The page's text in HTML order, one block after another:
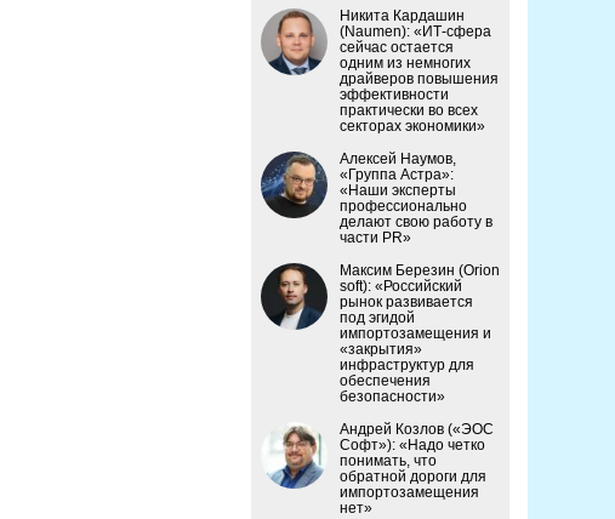
Никита Кардашин
(Naumen): «ИТ-сфера
сейчас остается
одним из немногих
драйверов повышения
эффективности
практически во всех
секторах экономики»
Алексей Наумов,
«Группа Астра»:
«Наши эксперты
профессионально
делают свою работу в
части PR»
Максим Березин (Orion
soft): «Российский
рынок развивается
под эгидой
импортозамещения и
«закрытия»
инфраструктур для
обеспечения
безопасности»
Андрей Козлов («ЭОС
Софт»): «Надо четко
понимать, что
обратной дороги для
импортозамещения
нет»